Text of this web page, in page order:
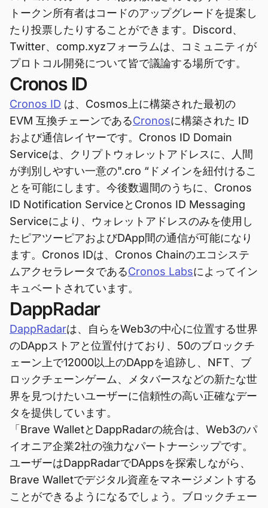
トークン所有者はコードのアップグレードを提案し
たり投票したりすることができます。Discord、
Twitter、comp.xyzフォーラムは、コミュニティが
プロトコル開発について皆で議論する場所です。
Cronos ID
Cronos ID は、Cosmos上に構築された最初の
EVM 互換チェーンであるCronosに構築された ID
および通信レイヤーです。Cronos ID Domain
Serviceは、クリプトウォレットアドレスに、人間
が判別しやすい一意の".cro “ドメインを紐付けるこ
とを可能にします。今後数週間のうちに、Cronos
ID Notification ServiceとCronos ID Messaging
Serviceにより、ウォレットアドレスのみを使用し
たピアツーピアおよびDApp間の通信が可能になり
ます。Cronos IDは、Cronos Chainのエコシステ
ムアクセラレータであるCronos Labsによってイン
キュベートされています。
DappRadar
DappRadarは、自らをWeb3の中心に位置する世界
のDAppストアと位置付けており、50のブロックチ
ェーン上で12000以上のDAppを追跡し、NFT、ブ
ロックチェーンゲーム、メタバースなどの新たな世
界を見つけたいユーザーに信頼性の高い正確なデー
タを提供しています。
「Brave WalletとDappRadarの統合は、Web3のパ
イオニア企業2社の強力なパートナーシップです。
ユーザーはDappRadarでDAppsを探索しながら、
Brave Walletでデジタル資産をマネージメントする
ことができるようになるでしょう。ブロックチェー